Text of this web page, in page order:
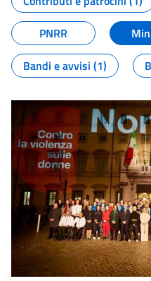
PNRR
Bandi e avvisi (1)